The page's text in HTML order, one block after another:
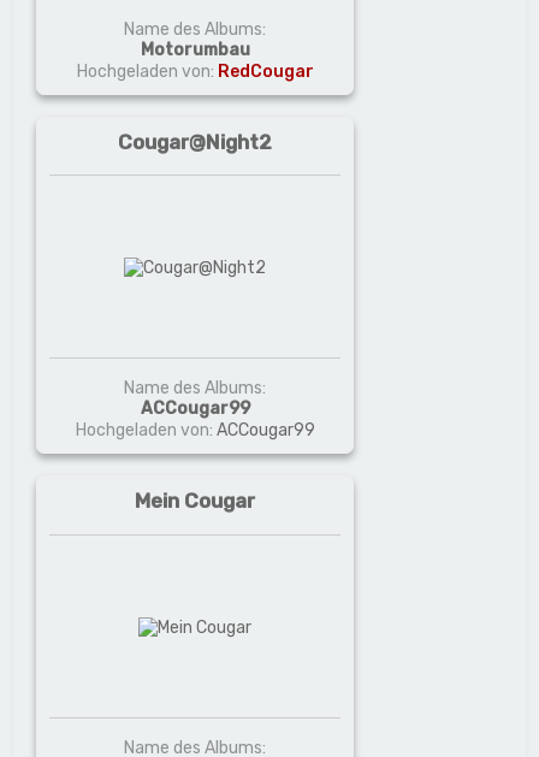
Name des Albums:
Motorumbau
Hochgeladen von: RedCougar
Cougar@Night2
Name des Albums:
ACCougar99
Hochgeladen von: ACCougar99
Mein Cougar
Name des Albums: